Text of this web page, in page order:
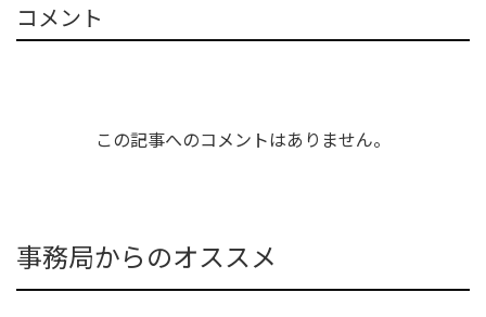
コメント
この記事へのコメントはありません。
事務局からのオススメ